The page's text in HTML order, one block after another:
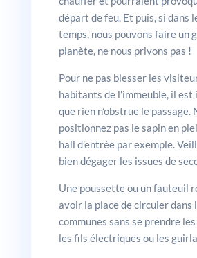
départ de feu. Et puis, si dans
temps, nous pouvons faire un
planète, ne nous privons pas !
Pour ne pas blesser les
habitants de l’immeuble, il
que rien n’obstrue le passage.
positionnez pas le sapin en
hall d’entrée par exemple.
bien dégager les issues de
Une poussette ou un fauteuil
avoir la place de circuler dans
communes sans se prendre
les fils électriques ou les